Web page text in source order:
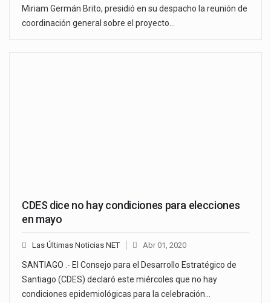
Miriam Germán Brito, presidió en su despacho la reunión de
coordinación general sobre el proyecto…
CDES dice no hay condiciones para elecciones
en mayo
Las Últimas Noticias NET Abr 01, 2020
SANTIAGO .- El Consejo para el Desarrollo Estratégico de
Santiago (CDES) declaró este miércoles que no hay
condiciones epidemiológicas para la celebración…